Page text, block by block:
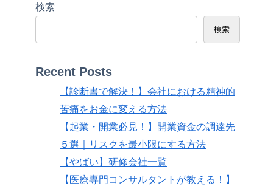
検索
検索
Recent Posts
【診断書で解決！】会社における精神的
苦痛をお金に変える方法
【起業・開業必見！】開業資金の調達先
５選｜リスクを最小限にする方法
【やばい】研修会社一覧
【医療専門コンサルタントが教える！】